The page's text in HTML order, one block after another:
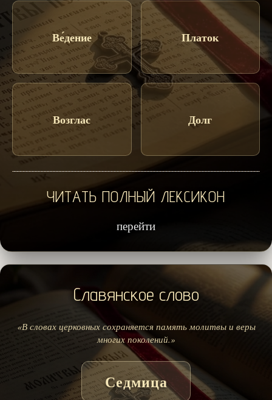
Ве́дение Платок
Возглас Долг
ЧИТАТЬ ПОЛНЫЙ ЛЕКСИКОН
перейти
Славянское слово
«В словах церковных сохраняется память молитвы и веры
многих поколений.»
Седмица